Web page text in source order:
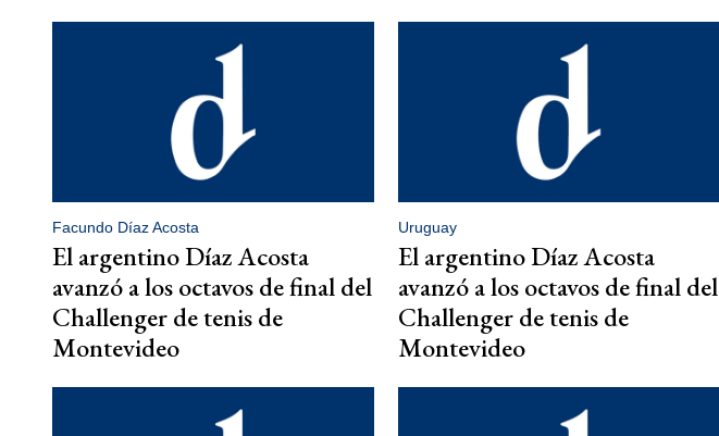
Facundo Díaz Acosta
El argentino Díaz Acosta
avanzó a los octavos de final del
Challenger de tenis de
Montevideo
Uruguay
El argentino Díaz Acosta
avanzó a los octavos de final del
Challenger de tenis de
Montevideo